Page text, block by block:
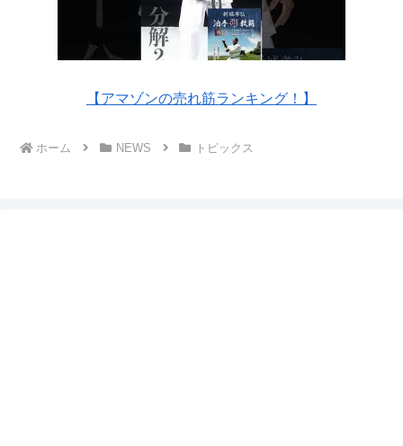
【アマゾンの売れ筋ランキング！】
ホーム NEWS トピックス